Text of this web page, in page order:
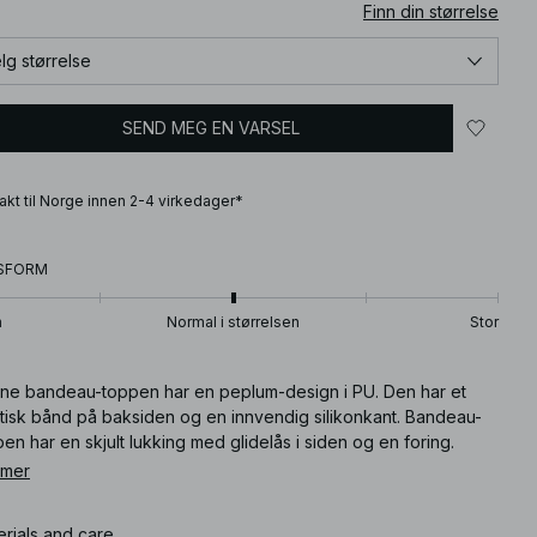
Finn din størrelse
størrelse
SEND MEG EN VARSEL
til Norge innen 2-4 virkedager*
Normal i størrelsen Stor
bandeau-toppen har en peplum-design i PU. Den har et
bånd på baksiden og en innvendig silikonkant. Bandeau-
har en skjult lukking med glidelås i siden og en foring.
bandeau-toppen finnes i svart.